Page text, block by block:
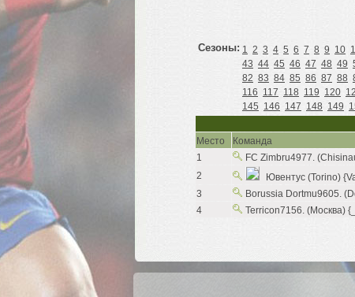
Сезоны: 1 2 3 4 5 6 7 8 9 10
43 44 45 46 47 48 49
82 83 84 85 86 87 88
116 117 118 119 120
145 146 147 148 149
Место Команда
1
FC Zimbru4977.
2
Ювентус (Torino)
3
Borussia Dortmu9605.
4
Terricon7156. (Москва)